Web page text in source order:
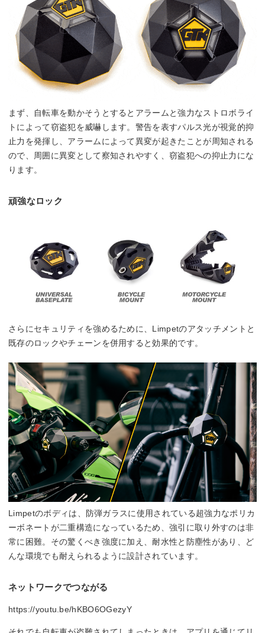
まず、自転車を動かそうとするとアラームと強力なストロボライ
トによって窃盗犯を威嚇します。警告を表すパルス光が視覚的抑
止力を発揮し、アラームによって異変が起きたことが周知される
ので、周囲に異変として察知されやすく、窃盗犯への抑止力にな
ります。
頑強なロック
さらにセキュリティを強めるために、Limpetのアタッチメントと
既存のロックやチェーンを併用すると効果的です。
Limpetのボディは、防弾ガラスに使用されている超強力なポリカ
ーボネートが二重構造になっているため、強引に取り外すのは非
常に困難。その驚くべき強度に加え、耐水性と防塵性があり、ど
んな環境でも耐えられるように設計されています。
ネットワークでつながる
https://youtu.be/hKBO6OGezyY